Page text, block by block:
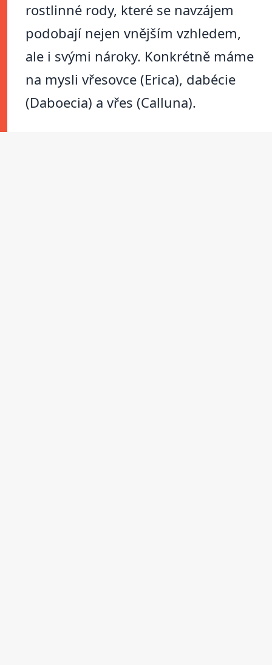
rostlinné rody, které se navzájem
podobají nejen vnějším vzhledem,
ale i svými nároky. Konkrétně máme
na mysli vřesovce (Erica), dabécie
(Daboecia) a vřes (Calluna).